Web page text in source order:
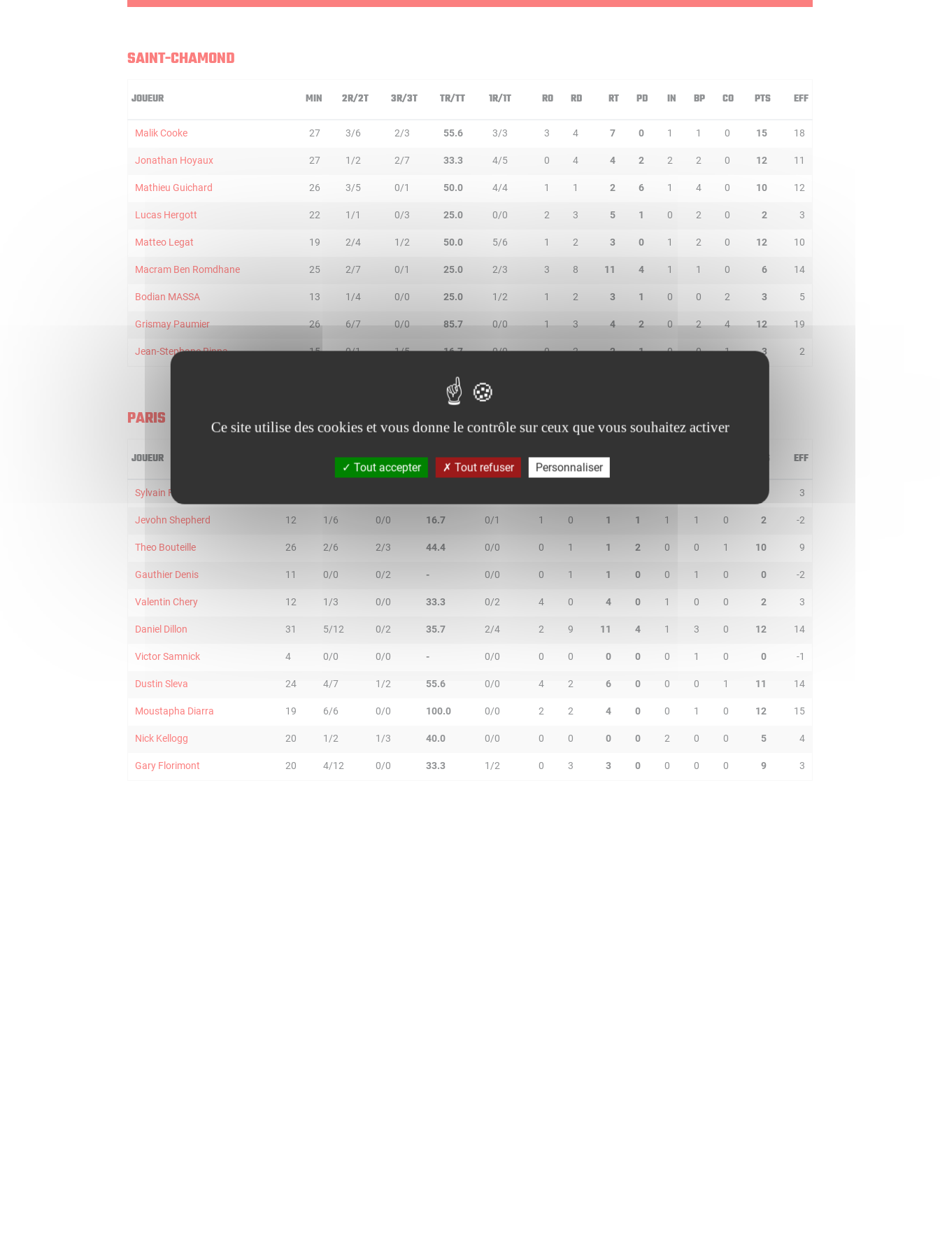
SAINT-CHAMOND
JOUEUR MIN 2R/2T 3R/3T TR/TT 1R/1T RO RD RT PD IN BP CO PTS EFF
Malik Cooke 27 3/6 2/3 55.6 3/3 3 4 7 0 1 1 0 15 18
Jonathan Hoyaux 27 1/2 2/7 33.3 4/5 0 4 4 2 2 2 0 12 11
Mathieu Guichard 26 3/5 0/1 50.0 4/4 1 1 2 6 1 4 0 10 12
Lucas Hergott 22 1/1 0/3 25.0 0/0 2 3 5 1 0 2 0 2 3
Matteo Legat 19 2/4 1/2 50.0 5/6 1 2 3 0 1 2 0 12 10
Macram Ben Romdhane 25 2/7 0/1 25.0 2/3 3 8 11 4 1 1 0 6 14
Bodian MASSA 13 1/4 0/0 25.0 1/2 1 2 3 1 0 0 2 3 5
Grismay Paumier 26 6/7 0/0 85.7 0/0 1 3 4 2 0 2 4 12 19
Jean-Stephane Rinna 15 0/1 1/5 16.7 0/0 0 2 2 1 0 0 1 3 2
PARIS
JOUEUR 2R/2T 3R/3T TR/TT 1R/1T RO RD RT PTS EFF
Sylvain FRANCISCO 3
Jevohn Shepherd 12 1/6 0/0 16.7 0/1 1 0 1 1 1 1 0 2 -2
Theo Bouteille 26 2/6 2/3 44.4 0/0 0 1 1 2 0 0 1 10 9
Gauthier Denis 11 0/0 0/2 - 0/0 0 1 1 0 0 1 0 0 -2
Valentin Chery 12 1/3 0/0 33.3 0/2 4 0 4 0 1 0 0 2 3
Daniel Dillon 31 5/12 0/2 35.7 2/4 2 9 11 4 1 3 0 12 14
Victor Samnick 4 0/0 0/0 - 0/0 0 0 0 0 0 1 0 0 -1
Dustin Sleva 24 4/7 1/2 55.6 0/0 4 2 6 0 0 0 1 11 14
Moustapha Diarra 19 6/6 0/0 100.0 0/0 2 2 4 0 0 1 0 12 15
Nick Kellogg 20 1/2 1/3 40.0 0/0 0 0 0 0 2 0 0 5 4
Gary Florimont 20 4/12 0/0 33.3 1/2 0 3 3 0 0 0 0 9 3
Ce site utilise des cookies et vous donne le contrôle sur ceux que vous souhaitez activer
Tout accepter Tout refuser Personnaliser